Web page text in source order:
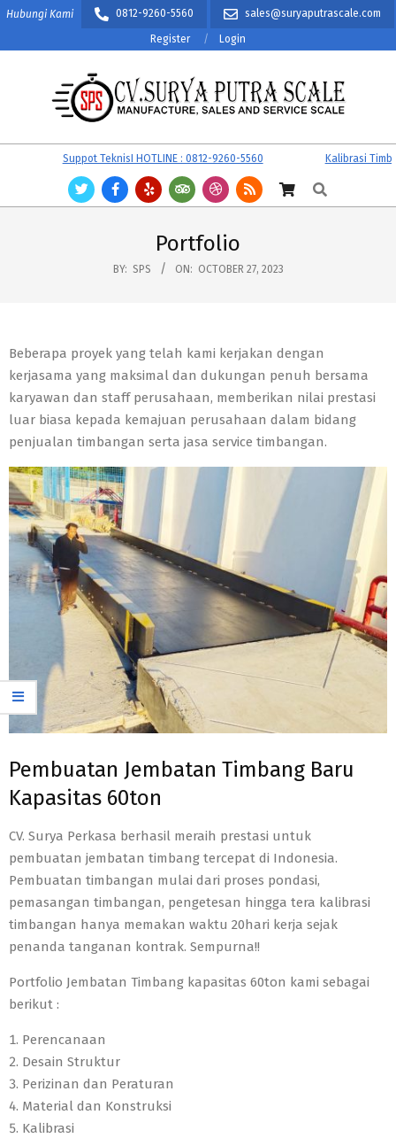
Skip
content
Hubungi Kami 0812-9260-5560 sales@suryaputrascale.com
Register Login
CV.
SURYA
PUTRA
Suppot TeknisI HOTLINE : 0812-9260-5560
Kalibrasi
Search
Portfolio
BY: SPS ON: OCTOBER 27, 2023
Beberapa proyek yang telah kami kerjakan dengan
kerjasama yang maksimal dan dukungan penuh bersama
karyawan dan staff perusahaan, memberikan nilai prestasi
luar biasa kepada kemajuan perusahaan dalam bidang
penjualan timbangan serta jasa service timbangan.
Pembuatan Jembatan Timbang Baru
Kapasitas 60ton
CV. Surya Perkasa berhasil meraih prestasi untuk
pembuatan jembatan timbang tercepat di Indonesia.
Pembuatan timbangan mulai dari proses pondasi,
pemasangan timbangan, pengetesan hingga tera kalibrasi
timbangan hanya memakan waktu 20hari kerja sejak
penanda tanganan kontrak. Sempurna!!
Portfolio Jembatan Timbang kapasitas 60ton kami sebagai
berikut :
Perencanaan
Desain Struktur
Perizinan dan Peraturan
Material dan Konstruksi
Kalibrasi